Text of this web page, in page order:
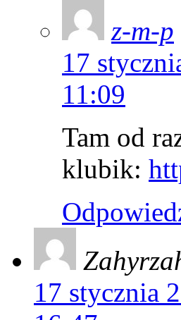
z-m-p
17
11:09
Tam od
klubik:
17 stycznia